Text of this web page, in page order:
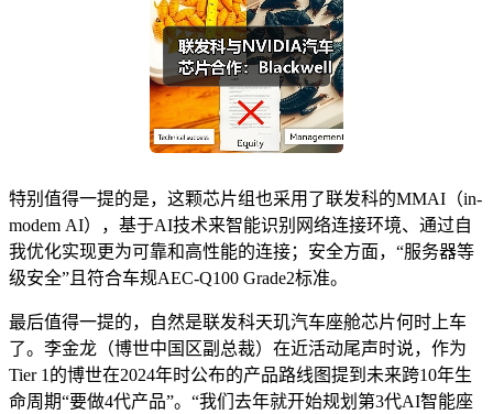
特别值得一提的是，这颗芯片组也采用了联发科的MMAI（in-
modem AI），基于AI技术来智能识别网络连接环境、通过自
我优化实现更为可靠和高性能的连接；安全方面，“服务器等
级安全”且符合车规AEC-Q100 Grade2标准。
最后值得一提的，自然是联发科天玑汽车座舱芯片何时上车
了。李金龙（博世中国区副总裁）在近活动尾声时说，作为
Tier 1的博世在2024年时公布的产品路线图提到未来跨10年生
命周期“要做4代产品”。“我们去年就开始规划第3代AI智能座